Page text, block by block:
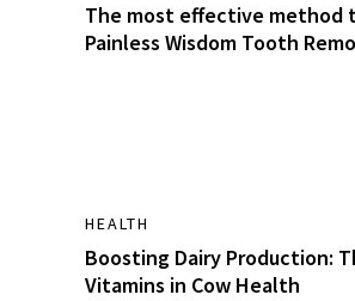
The most effective method
Painless Wisdom Tooth
HEALTH
Boosting Dairy Production:
Vitamins in Cow Health